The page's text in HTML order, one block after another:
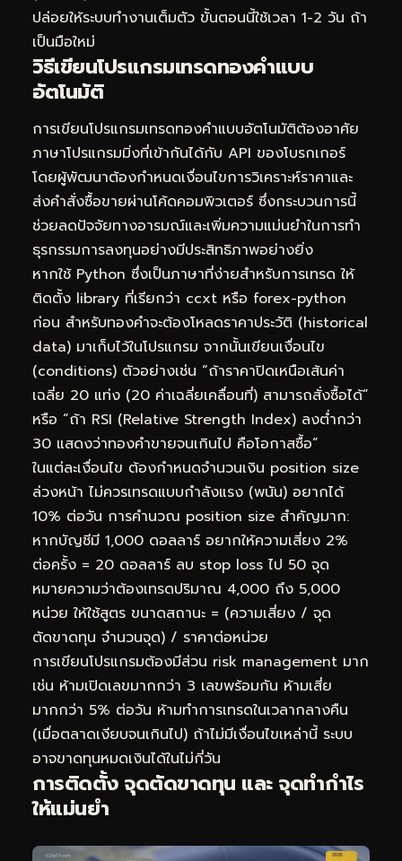
ปล่อยให้ระบบทำงานเต็มตัว ขั้นตอนนี้ใช้เวลา 1-2 วัน ถ้า
เป็นมือใหม่
วิธีเขียนโปรแกรมเทรดทองคำแบบ
อัตโนมัติ
การเขียนโปรแกรมเทรดทองคำแบบอัตโนมัติต้องอาศัย
ภาษาโปรแกรมมิ่งที่เข้ากันได้กับ API ของโบรกเกอร์
โดยผู้พัฒนาต้องกำหนดเงื่อนไขการวิเคราะห์ราคาและ
ส่งคำสั่งซื้อขายผ่านโค้ดคอมพิวเตอร์ ซึ่งกระบวนการนี้
ช่วยลดปัจจัยทางอารมณ์และเพิ่มความแม่นยำในการทำ
ธุรกรรมการลงทุนอย่างมีประสิทธิภาพอย่างยิ่ง
หากใช้ Python ซึ่งเป็นภาษาที่ง่ายสำหรับการเทรด ให้
ติดตั้ง library ที่เรียกว่า ccxt หรือ forex-python
ก่อน สำหรับทองคำจะต้องโหลดราคาประวัติ (historical
data) มาเก็บไว้ในโปรแกรม จากนั้นเขียนเงื่อนไข
(conditions) ตัวอย่างเช่น “ถ้าราคาปิดเหนือเส้นค่า
เฉลี่ย 20 แท่ง (20 ค่าเฉลี่ยเคลื่อนที่) สามารถสั่งซื้อได้”
หรือ “ถ้า RSI (Relative Strength Index) ลงต่ำกว่า
30 แสดงว่าทองคำขายจนเกินไป คือโอกาสซื้อ”
ในแต่ละเงื่อนไข ต้องกำหนดจำนวนเงิน position size
ล่วงหน้า ไม่ควรเทรดแบบกำลังแรง (พนัน) อยากได้
10% ต่อวัน การคำนวณ position size สำคัญมาก:
หากบัญชีมี 1,000 ดอลลาร์ อยากให้ความเสี่ยง 2%
ต่อครั้ง = 20 ดอลลาร์ ลบ stop loss ไป 50 จุด
หมายความว่าต้องเทรดปริมาณ 4,000 ถึง 5,000
หน่วย ให้ใช้สูตร ขนาดสถานะ = (ความเสี่ยง / จุด
ตัดขาดทุน จำนวนจุด) / ราคาต่อหน่วย
การเขียนโปรแกรมต้องมีส่วน risk management มาก
เช่น ห้ามเปิดเลขมากกว่า 3 เลขพร้อมกัน ห้ามเสี่ย
มากกว่า 5% ต่อวัน ห้ามทำการเทรดในเวลากลางคืน
(เมื่อตลาดเงียบจนเกินไป) ถ้าไม่มีเงื่อนไขเหล่านี้ ระบบ
อาจขาดทุนหมดเงินได้ในไม่กี่วัน
การติดตั้ง จุดตัดขาดทุน และ จุดทำกำไร
ให้แม่นยำ